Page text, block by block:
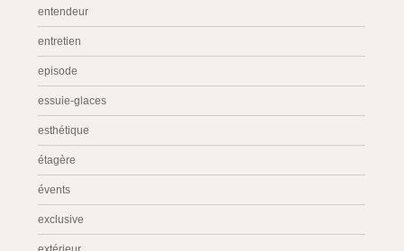
entendeur
entretien
episode
essuie-glaces
esthétique
étagère
évents
exclusive